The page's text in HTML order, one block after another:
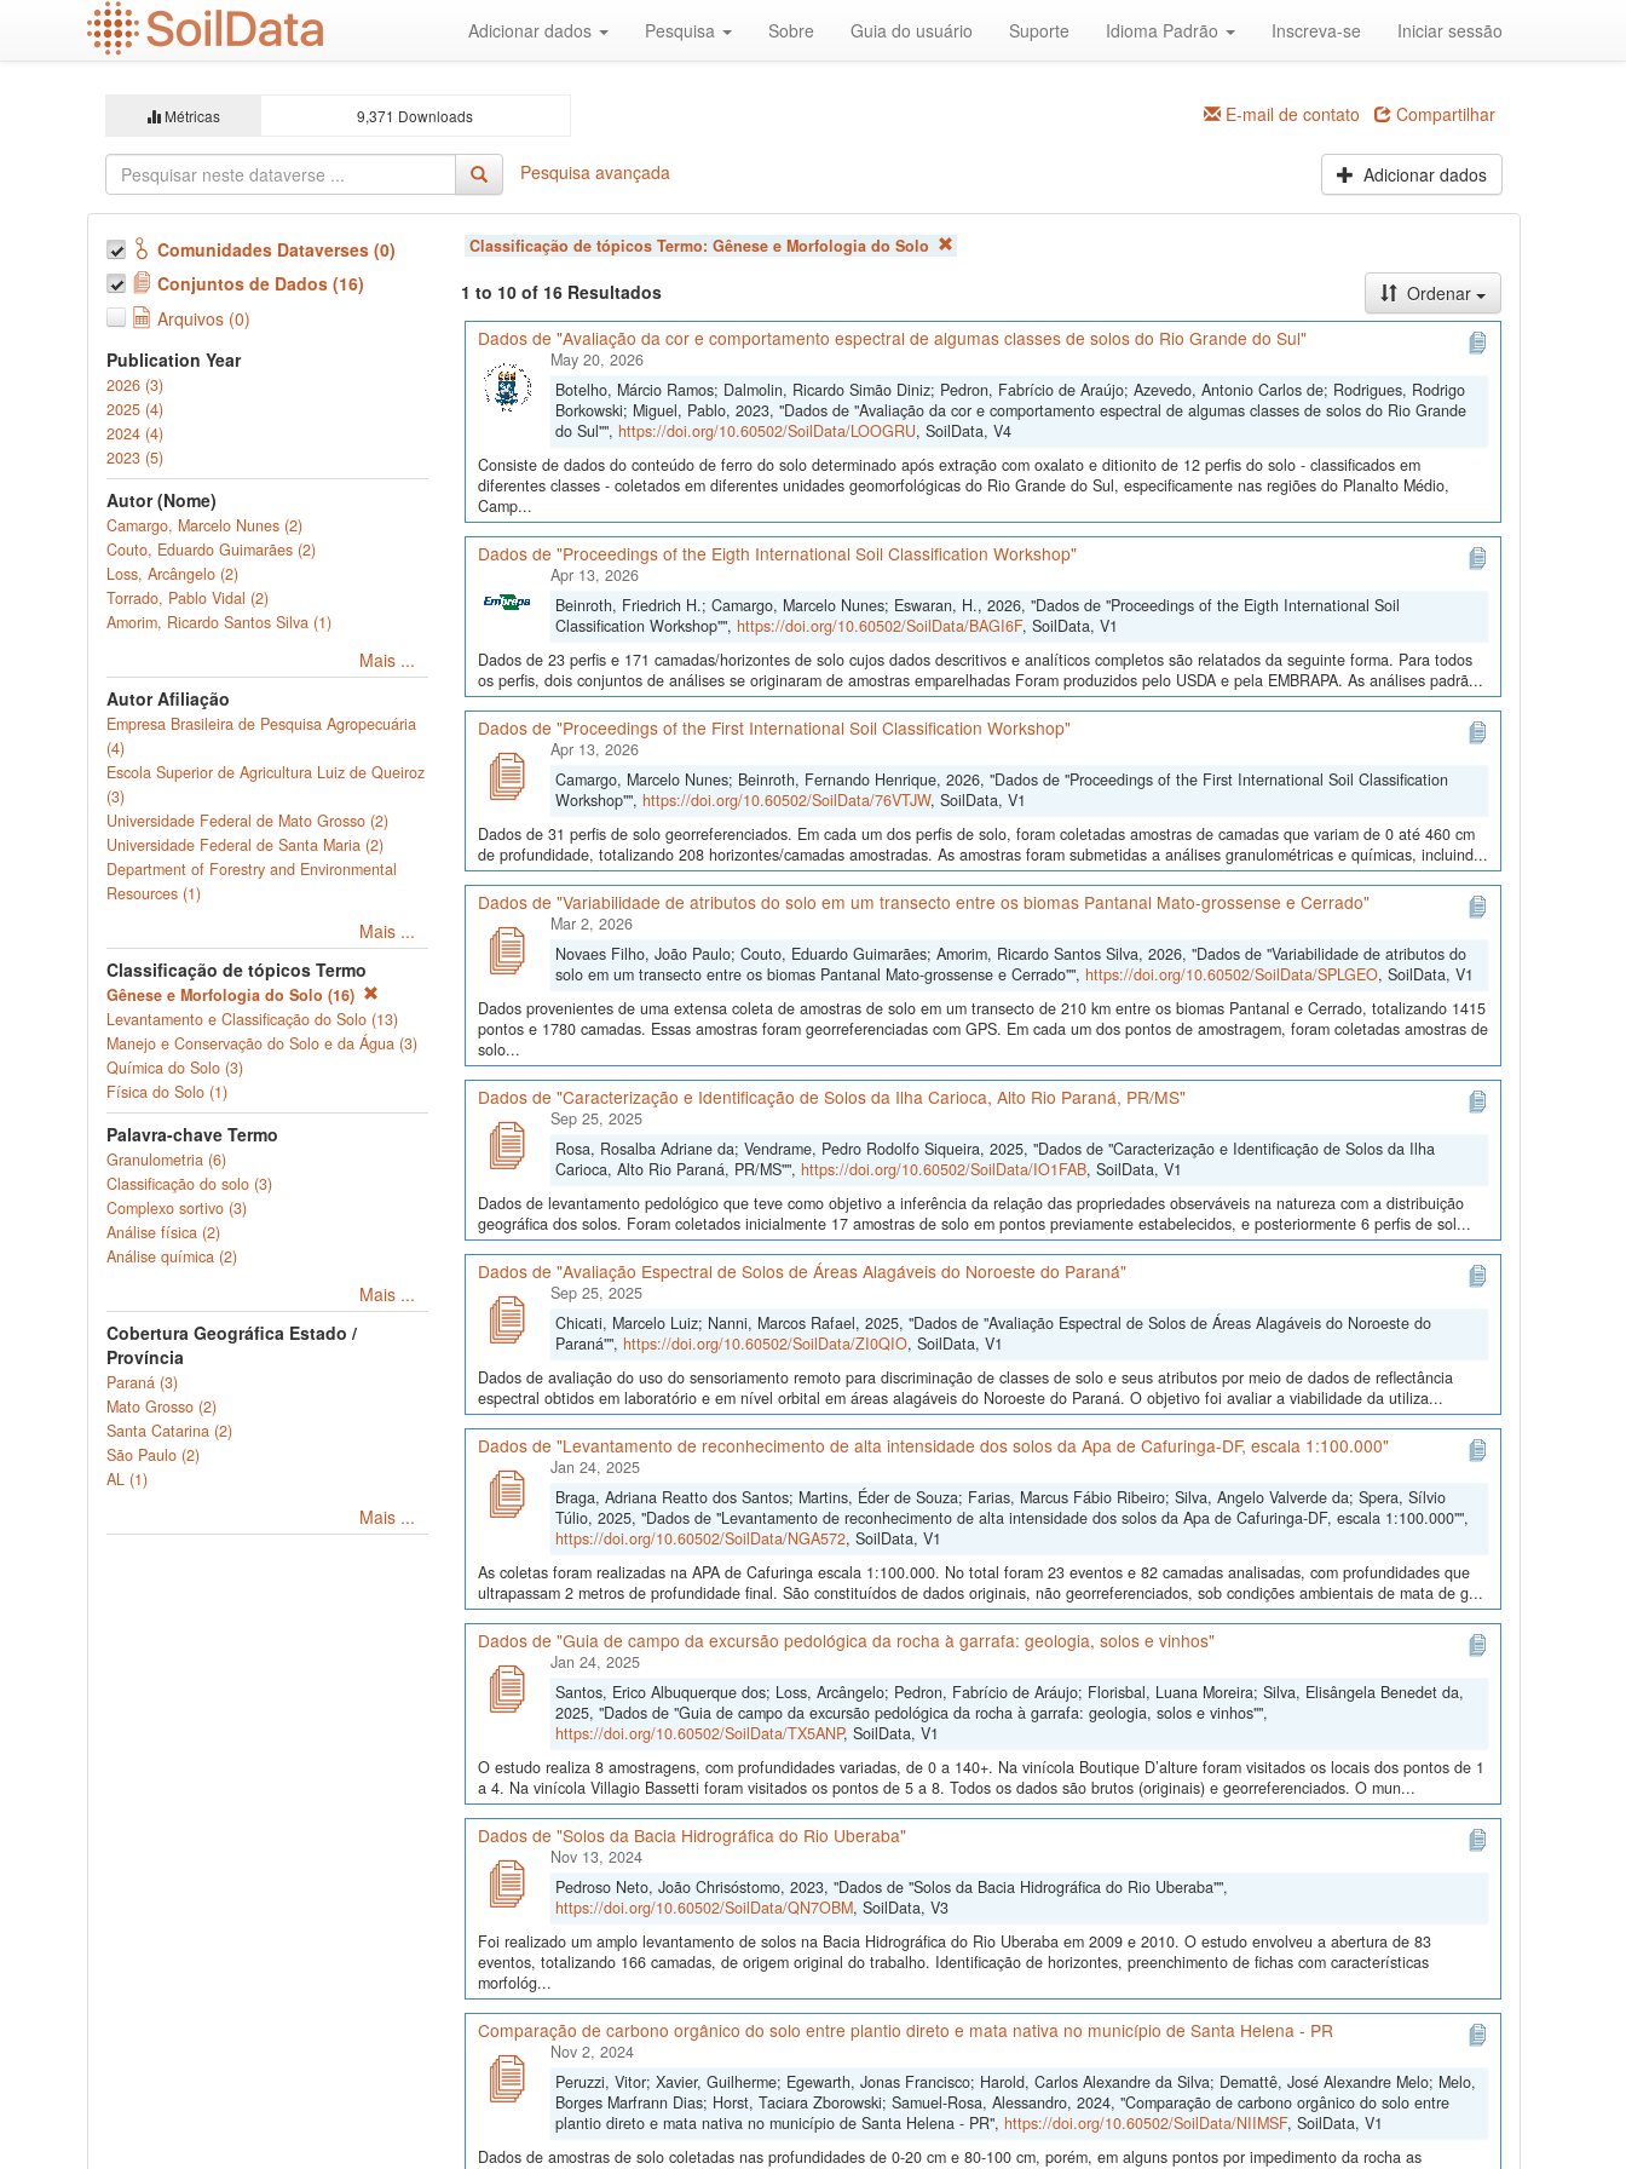
Adicionar dados Pesquisa Sobre Guia do usuário Suporte Idioma Padrão Inscreva-se Iniciar sessão
Métricas 9,371 Downloads E-mail de contato Compartilhar
Pesquisa avançada Adicionar dados
Comunidades Dataverses (0)
Conjuntos de Dados (16)
Arquivos (0)
Publication Year
2026 (3)
2025 (4)
2024 (4)
2023 (5)
Autor (Nome)
Camargo, Marcelo Nunes (2)
Couto, Eduardo Guimarães (2)
Loss, Arcângelo (2)
Torrado, Pablo Vidal (2)
Amorim, Ricardo Santos Silva (1)
Mais ...
Autor Afiliação
Empresa Brasileira de Pesquisa Agropecuária
(4)
Escola Superior de Agricultura Luiz de Queiroz
(3)
Universidade Federal de Mato Grosso (2)
Universidade Federal de Santa Maria (2)
Department of Forestry and Environmental
Resources (1)
Mais ...
Classificação de tópicos Termo
Gênese e Morfologia do Solo (16)
Levantamento e Classificação do Solo (13)
Manejo e Conservação do Solo e da Água (3)
Química do Solo (3)
Física do Solo (1)
Palavra-chave Termo
Granulometria (6)
Classificação do solo (3)
Complexo sortivo (3)
Análise física (2)
Análise química (2)
Mais ...
Cobertura Geográfica Estado /
Província
Paraná (3)
Mato Grosso (2)
Santa Catarina (2)
São Paulo (2)
AL (1)
Mais ...
Classificação de tópicos Termo: Gênese e Morfologia do Solo
1 to 10 of 16 Resultados
Ordenar
Dados de "Avaliação da cor e comportamento espectral de algumas classes de solos do Rio Grande do Sul"
May 20, 2026
Botelho, Márcio Ramos; Dalmolin, Ricardo Simão Diniz; Pedron, Fabrício de Araújo; Azevedo, Antonio Carlos de; Rodrigues, Rodrigo
Borkowski; Miguel, Pablo, 2023, "Dados de "Avaliação da cor e comportamento espectral de algumas classes de solos do Rio Grande
do Sul"", https://doi.org/10.60502/SoilData/LOOGRU, SoilData, V4
Consiste de dados do conteúdo de ferro do solo determinado após extração com oxalato e ditionito de 12 perfis do solo - classificados em
diferentes classes - coletados em diferentes unidades geomorfológicas do Rio Grande do Sul, especificamente nas regiões do Planalto Médio,
Camp...
Dados de "Proceedings of the Eigth International Soil Classification Workshop"
Apr 13, 2026
Beinroth, Friedrich H.; Camargo, Marcelo Nunes; Eswaran, H., 2026, "Dados de "Proceedings of the Eigth International Soil
Classification Workshop"", https://doi.org/10.60502/SoilData/BAGI6F, SoilData, V1
Dados de 23 perfis e 171 camadas/horizontes de solo cujos dados descritivos e analíticos completos são relatados da seguinte forma. Para todos
os perfis, dois conjuntos de análises se originaram de amostras emparelhadas Foram produzidos pelo USDA e pela EMBRAPA. As análises padrã...
Dados de "Proceedings of the First International Soil Classification Workshop"
Apr 13, 2026
Camargo, Marcelo Nunes; Beinroth, Fernando Henrique, 2026, "Dados de "Proceedings of the First International Soil Classification
Workshop"", https://doi.org/10.60502/SoilData/76VTJW, SoilData, V1
Dados de 31 perfis de solo georreferenciados. Em cada um dos perfis de solo, foram coletadas amostras de camadas que variam de 0 até 460 cm
de profundidade, totalizando 208 horizontes/camadas amostradas. As amostras foram submetidas a análises granulométricas e químicas, incluind...
Dados de "Variabilidade de atributos do solo em um transecto entre os biomas Pantanal Mato-grossense e Cerrado"
Mar 2, 2026
Novaes Filho, João Paulo; Couto, Eduardo Guimarães; Amorim, Ricardo Santos Silva, 2026, "Dados de "Variabilidade de atributos do
solo em um transecto entre os biomas Pantanal Mato-grossense e Cerrado"", https://doi.org/10.60502/SoilData/SPLGEO, SoilData, V1
Dados provenientes de uma extensa coleta de amostras de solo em um transecto de 210 km entre os biomas Pantanal e Cerrado, totalizando 1415
pontos e 1780 camadas. Essas amostras foram georreferenciadas com GPS. Em cada um dos pontos de amostragem, foram coletadas amostras de
solo...
Dados de "Caracterização e Identificação de Solos da Ilha Carioca, Alto Rio Paraná, PR/MS"
Sep 25, 2025
Rosa, Rosalba Adriane da; Vendrame, Pedro Rodolfo Siqueira, 2025, "Dados de "Caracterização e Identificação de Solos da Ilha
Carioca, Alto Rio Paraná, PR/MS"", https://doi.org/10.60502/SoilData/IO1FAB, SoilData, V1
Dados de levantamento pedológico que teve como objetivo a inferência da relação das propriedades observáveis na natureza com a distribuição
geográfica dos solos. Foram coletados inicialmente 17 amostras de solo em pontos previamente estabelecidos, e posteriormente 6 perfis de sol...
Dados de "Avaliação Espectral de Solos de Áreas Alagáveis do Noroeste do Paraná"
Sep 25, 2025
Chicati, Marcelo Luiz; Nanni, Marcos Rafael, 2025, "Dados de "Avaliação Espectral de Solos de Áreas Alagáveis do Noroeste do
Paraná"", https://doi.org/10.60502/SoilData/ZI0QIO, SoilData, V1
Dados de avaliação do uso do sensoriamento remoto para discriminação de classes de solo e seus atributos por meio de dados de reflectância
espectral obtidos em laboratório e em nível orbital em áreas alagáveis do Noroeste do Paraná. O objetivo foi avaliar a viabilidade da utiliza...
Dados de "Levantamento de reconhecimento de alta intensidade dos solos da Apa de Cafuringa-DF, escala 1:100.000"
Jan 24, 2025
Braga, Adriana Reatto dos Santos; Martins, Éder de Souza; Farias, Marcus Fábio Ribeiro; Silva, Angelo Valverde da; Spera, Sílvio
Túlio, 2025, "Dados de "Levantamento de reconhecimento de alta intensidade dos solos da Apa de Cafuringa-DF, escala 1:100.000"",
https://doi.org/10.60502/SoilData/NGA572, SoilData, V1
As coletas foram realizadas na APA de Cafuringa escala 1:100.000. No total foram 23 eventos e 82 camadas analisadas, com profundidades que
ultrapassam 2 metros de profundidade final. São constituídos de dados originais, não georreferenciados, sob condições ambientais de mata de g...
Dados de "Guia de campo da excursão pedológica da rocha à garrafa: geologia, solos e vinhos"
Jan 24, 2025
Santos, Erico Albuquerque dos; Loss, Arcângelo; Pedron, Fabrício de Aráujo; Florisbal, Luana Moreira; Silva, Elisângela Benedet da,
2025, "Dados de "Guia de campo da excursão pedológica da rocha à garrafa: geologia, solos e vinhos"",
https://doi.org/10.60502/SoilData/TX5ANP, SoilData, V1
O estudo realiza 8 amostragens, com profundidades variadas, de 0 a 140+. Na vinícola Boutique D’alture foram visitados os locais dos pontos de 1
a 4. Na vinícola Villagio Bassetti foram visitados os pontos de 5 a 8. Todos os dados são brutos (originais) e georreferenciados. O mun...
Dados de "Solos da Bacia Hidrográfica do Rio Uberaba"
Nov 13, 2024
Pedroso Neto, João Chrisóstomo, 2023, "Dados de "Solos da Bacia Hidrográfica do Rio Uberaba"",
https://doi.org/10.60502/SoilData/QN7OBM, SoilData, V3
Foi realizado um amplo levantamento de solos na Bacia Hidrográfica do Rio Uberaba em 2009 e 2010. O estudo envolveu a abertura de 83
eventos, totalizando 166 camadas, de origem original do trabalho. Identificação de horizontes, preenchimento de fichas com características
morfológ...
Comparação de carbono orgânico do solo entre plantio direto e mata nativa no município de Santa Helena - PR
Nov 2, 2024
Peruzzi, Vitor; Xavier, Guilherme; Egewarth, Jonas Francisco; Harold, Carlos Alexandre da Silva; Demattê, José Alexandre Melo; Melo,
Borges Marfrann Dias; Horst, Taciara Zborowski; Samuel-Rosa, Alessandro, 2024, "Comparação de carbono orgânico do solo entre
plantio direto e mata nativa no município de Santa Helena - PR", https://doi.org/10.60502/SoilData/NIIMSF, SoilData, V1
Dados de amostras de solo coletadas nas profundidades de 0-20 cm e 80-100 cm, porém, em alguns pontos por impedimento da rocha as